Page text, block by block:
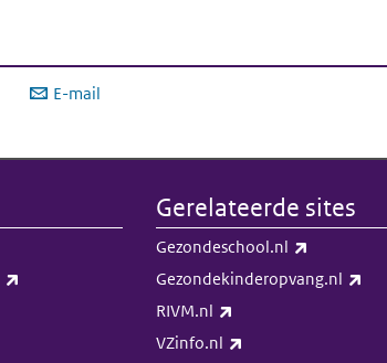
E-mail
Gerelateerde sites
Gezondeschool.nl
Gezondekinderopvang.nl
RIVM.nl
VZinfo.nl